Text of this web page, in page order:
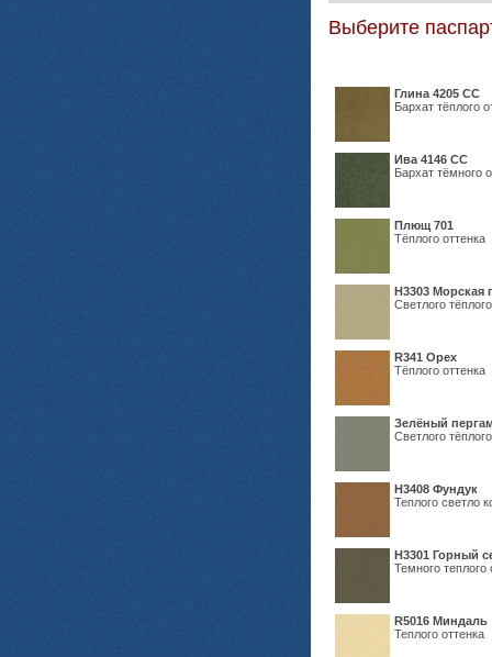
Выберите
Глина 4205 СС
Бархат тёплого
Ива 4146 СС
Бархат тёмного
Плющ 701
Тёплого оттенка
H3303 Морская
Светлого
R341 Орех
Тёплого оттенка
Зелёный
Светлого
Н3408 Фундук
Теплого светло
Н3301 Горный
Темного теплого
R5016 Миндаль
Теплого оттенка